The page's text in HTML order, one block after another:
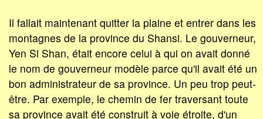
Il fallait maintenant quitter la plaine et entrer dans les
montagnes de la province du Shansi. Le gouverneur,
Yen Si Shan, était encore celui à qui on avait donné
le nom de gouverneur modèle parce qu'il avait été un
bon administrateur de sa province. Un peu trop peut-
être. Par exemple, le chemin de fer traversant toute
sa province avait été construit à voie étroite, d'un